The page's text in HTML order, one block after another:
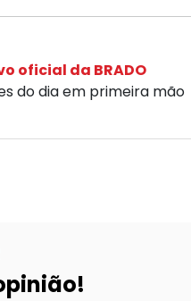
oficial da BRADO
do dia em primeira mão